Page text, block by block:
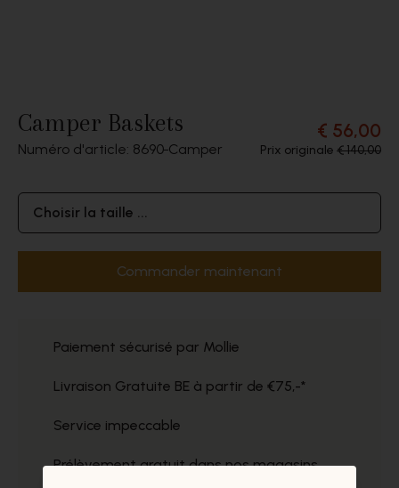
Camper Baskets
Numéro d'article: 8690 Camper
€ 56,00
Prix originale € 140,00
Choisir la taille ...
Commander maintenant
Paiement sécurisé par Mollie
Livraison Gratuite BE à partir de €75,-*
Service impeccable
Prélèvement gratuit dans nos magasins